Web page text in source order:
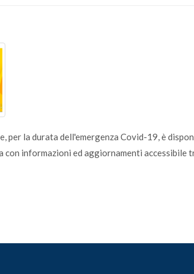
per la durata dell'emergenza Covid-19, è
con informazioni ed aggiornamenti accessibile